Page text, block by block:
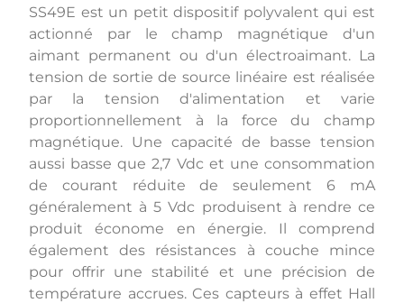
SS49E est un petit dispositif polyvalent qui est
actionné par le champ magnétique d'un
aimant permanent ou d'un électroaimant. La
tension de sortie de source linéaire est réalisée
par la tension d'alimentation et varie
proportionnellement à la force du champ
magnétique. Une capacité de basse tension
aussi basse que 2,7 Vdc et une consommation
de courant réduite de seulement 6 mA
généralement à 5 Vdc produisent à rendre ce
produit économe en énergie. Il comprend
également des résistances à couche mince
pour offrir une stabilité et une précision de
température accrues. Ces capteurs à effet Hall